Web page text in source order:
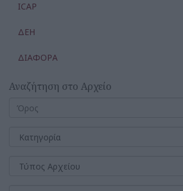
ICAP
ΔΕΗ
ΔΙΑΦΟΡΑ
Αναζήτηση στο Αρχείο